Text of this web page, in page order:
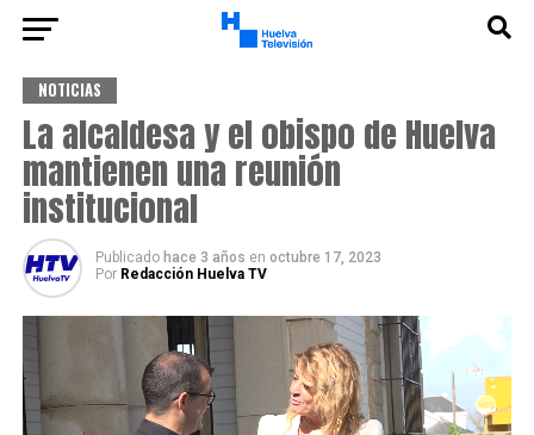
NOTICIAS
La alcaldesa y el obispo de Huelva
mantienen una reunión
institucional
Publicado hace 3 años en octubre 17, 2023
Por Redacción Huelva TV